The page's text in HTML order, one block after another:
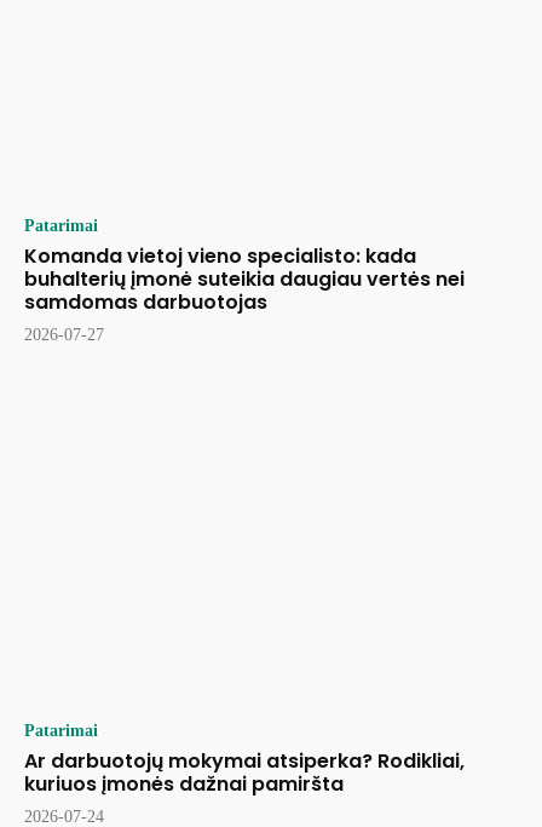
Patarimai
Komanda vietoj vieno specialisto: kada
buhalterių įmonė suteikia daugiau vertės nei
samdomas darbuotojas
2026-07-27
Patarimai
Ar darbuotojų mokymai atsiperka? Rodikliai,
kuriuos įmonės dažnai pamiršta
2026-07-24